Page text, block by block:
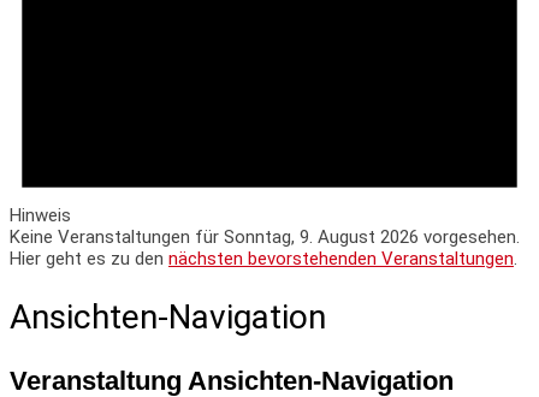
Hinweis
Keine Veranstaltungen für Sonntag, 9. August 2026 vorgesehen.
Hier geht es zu den nächsten bevorstehenden Veranstaltungen.
Ansichten-Navigation
Veranstaltung Ansichten-Navigation